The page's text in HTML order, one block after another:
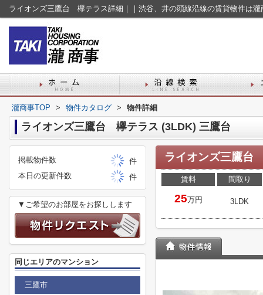
ライオンズ三鷹台 欅テラス詳細｜｜渋谷、井の頭線沿線の賃貸物件は瀧
瀧商事TOP > 物件カタログ > 物件詳細
ライオンズ三鷹台 欅テラス (3LDK) 三鷹台
ライオンズ三鷹台
賃料
25万円
間取り
3LDK
掲載物件数
件
本日の更新件数
件
▼ご希望のお部屋をお探しします
同じエリアのマンション
三鷹市